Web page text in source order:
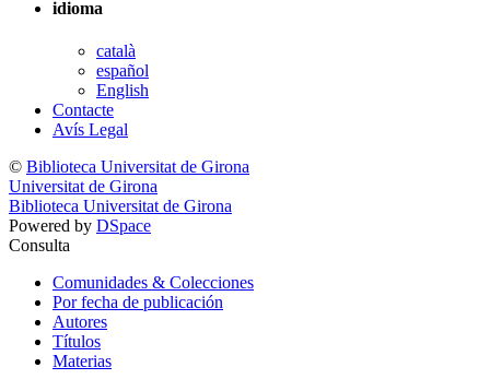
idioma
català
español
English
Contacte
Avís Legal
© Biblioteca Universitat de Girona
Universitat de Girona
Biblioteca Universitat de Girona
Powered by DSpace
Consulta
Comunidades & Colecciones
Por fecha de publicación
Autores
Títulos
Materias